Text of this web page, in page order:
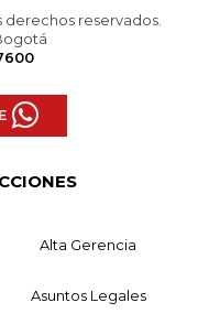
derechos reservados.
Alta Gerencia
Asuntos Legales